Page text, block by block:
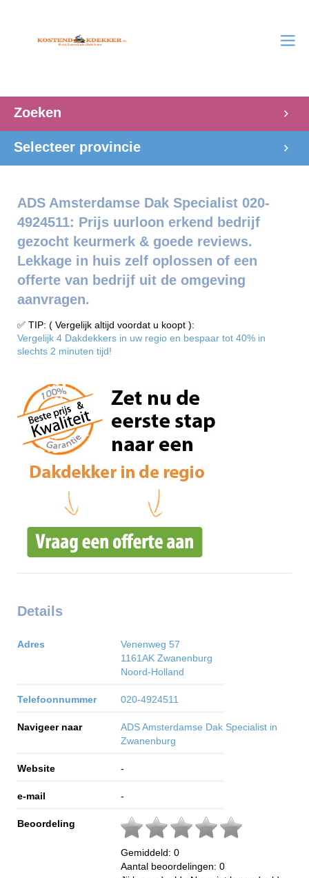
Zoeken
Selecteer provincie
ADS Amsterdamse Dak Specialist 020-
4924511: Prijs uurloon erkend bedrijf
gezocht keurmerk & goede reviews.
Lekkage in huis zelf oplossen of een
offerte van bedrijf uit de omgeving
aanvragen.
✅ TIP: ( Vergelijk altijd voordat u koopt ):
Vergelijk 4 Dakdekkers in uw regio en bespaar tot 40% in
slechts 2 minuten tijd!
Details
Adres
Venenweg 57
1161AK Zwanenburg
Noord-Holland
Telefoonnummer 020-4924511
Navigeer naar
ADS Amsterdamse Dak Specialist in
Zwanenburg
Website -
e-mail -
Beoordeling
Gemiddeld: 0
Aantal beoordelingen: 0